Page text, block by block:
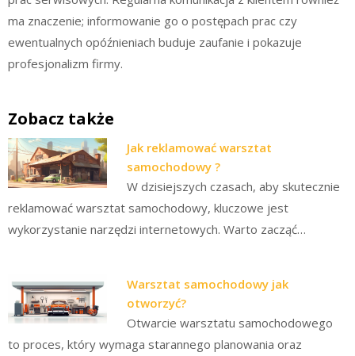
ma znaczenie; informowanie go o postępach prac czy
ewentualnych opóźnieniach buduje zaufanie i pokazuje
profesjonalizm firmy.
Zobacz także
Jak reklamować warsztat
samochodowy ?
W dzisiejszych czasach, aby skutecznie
reklamować warsztat samochodowy, kluczowe jest
wykorzystanie narzędzi internetowych. Warto zacząć…
Warsztat samochodowy jak
otworzyć?
Otwarcie warsztatu samochodowego
to proces, który wymaga starannego planowania oraz